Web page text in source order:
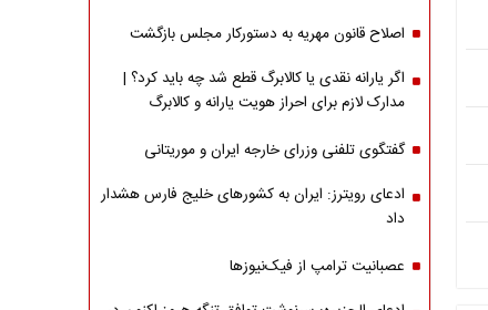
اصلاح قانون مهریه به دستورکار مجلس بازگشت
اگر یارانه نقدی یا کالابرگ قطع شد چه باید کرد؟ |
مدارک لازم برای احراز هویت یارانه و کالابرگ
گفتگوی تلفنی وزرای خارجه ایران و موریتانی
ادعای رویترز: ایران به کشورهای خلیج فارس هشدار
داد
عصبانیت ترامپ از فیک‌نیوزها